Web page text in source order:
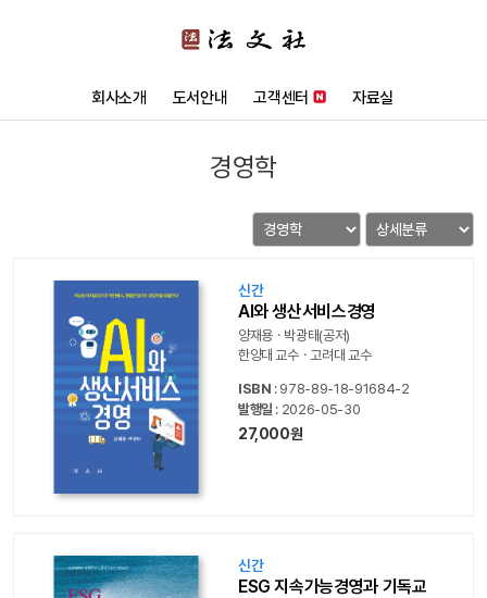
회사소개 도서안내 고객센터 자료실
경영학
신간
AI와 생산서비스경영
양재용ㆍ박광태(공저)
한양대 교수ㆍ고려대 교수
ISBN : 978-89-18-91684-2
발행일 : 2026-05-30
27,000원
신간
ESG 지속가능경영과 기독교